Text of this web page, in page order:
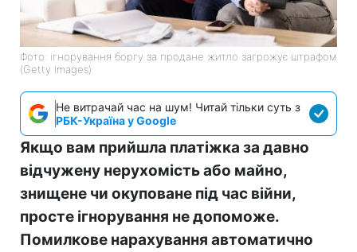
Фото: ігнорування боргу за продане житло загрожує штрафом
(Getty Images)
Не витрачай час на шум! Читай тільки суть з
РБК-Україна у Google
Якщо вам прийшла платіжка за давно
відчужену нерухомість або майно,
знищене чи окуповане під час війни,
просте ігнорування не допоможе.
Помилкове нарахування автоматично